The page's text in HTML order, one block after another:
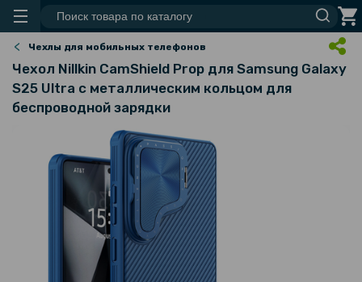
Чехлы для мобильных телефонов
Чехол Nillkin CamShield Prop для Samsung Galaxy
S25 Ultra с металлическим кольцом для
беспроводной зарядки